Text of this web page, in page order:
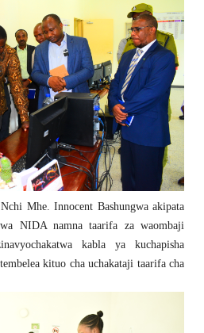
Mhe. Innocent Bashungwa akipata
NIDA namna taarifa za waombaji
kabla ya kuchapisha
kituo cha uchakataji taarifa cha